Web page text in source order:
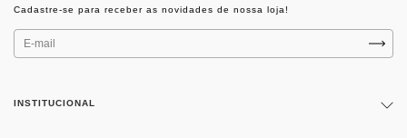
INSTITUCIONAL